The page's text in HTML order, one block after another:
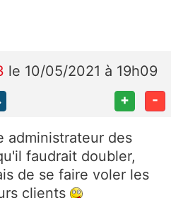
le 10/05/2021 à 19h09
+ -
administrateur des
faudrait doubler,
de se faire voler les
clients